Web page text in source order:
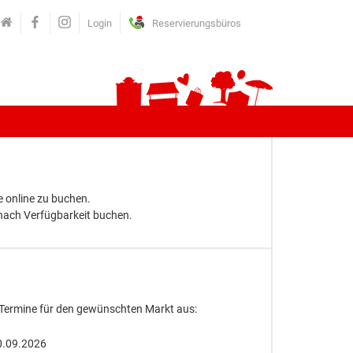
Login Reservierungsbüros
online zu buchen.
Verfügbarkeit buchen.
für den gewünschten Markt aus: